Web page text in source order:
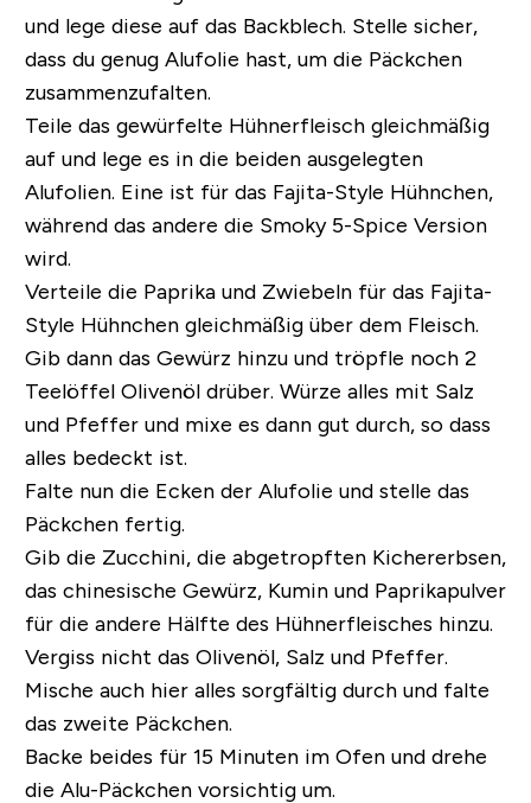
und lege diese auf das Backblech. Stelle sicher,
dass du genug Alufolie hast, um die Päckchen
zusammenzufalten.
Teile das gewürfelte Hühnerfleisch gleichmäßig
auf und lege es in die beiden ausgelegten
Alufolien. Eine ist für das Fajita-Style Hühnchen,
während das andere die Smoky 5-Spice Version
wird.
Verteile die Paprika und Zwiebeln für das Fajita-
Style Hühnchen gleichmäßig über dem Fleisch.
Gib dann das Gewürz hinzu und tröpfle noch 2
Teelöffel Olivenöl drüber. Würze alles mit Salz
und Pfeffer und mixe es dann gut durch, so dass
alles bedeckt ist.
Falte nun die Ecken der Alufolie und stelle das
Päckchen fertig.
Gib die Zucchini, die abgetropften Kichererbsen,
das chinesische Gewürz, Kumin und Paprikapulver
für die andere Hälfte des Hühnerfleisches hinzu.
Vergiss nicht das Olivenöl, Salz und Pfeffer.
Mische auch hier alles sorgfältig durch und falte
das zweite Päckchen.
Backe beides für 15 Minuten im Ofen und drehe
die Alu-Päckchen vorsichtig um.